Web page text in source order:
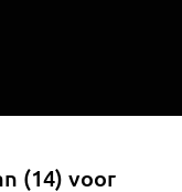
(14) voor